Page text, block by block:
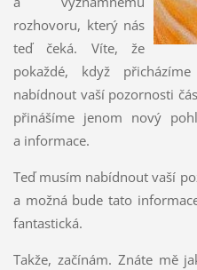
rozhovoru, který nás
teď čeká. Víte, že
pokaždé, když
nabídnout vaší pozornosti
přinášíme jenom nový
a informace.
Teď musím nabídnout vaší
a možná bude tato
fantastická.
Takže, začínám. Znáte mě